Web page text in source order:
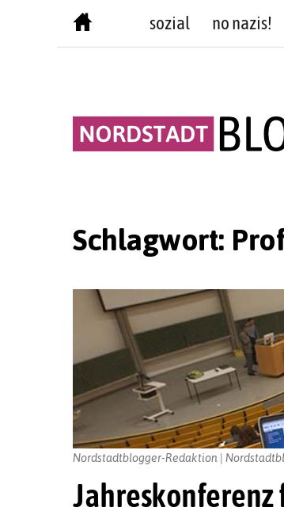
sozial no nazis!
Schlagwort:
Jahreskonferenz
Nordstadtblogger-Redaktion |